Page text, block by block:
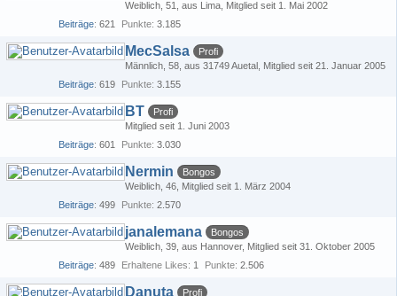
Weiblich 51 aus Lima Mitglied seit 1. Mai 2002
Beiträge 621 Punkte 3.185
MecSalsa
Profi
Männlich 58 aus 31749 Auetal Mitglied seit 21. Januar 2005
Beiträge 619 Punkte 3.155
BT
Profi
Mitglied seit 1. Juni 2003
Beiträge 601 Punkte 3.030
Nermin
Bongos
Weiblich 46 Mitglied seit 1. März 2004
Beiträge 499 Punkte 2.570
janalemana
Bongos
Weiblich 39 aus Hannover Mitglied seit 31. Oktober 2005
Beiträge 489 Erhaltene Likes 1 Punkte 2.506
Danuta Profi